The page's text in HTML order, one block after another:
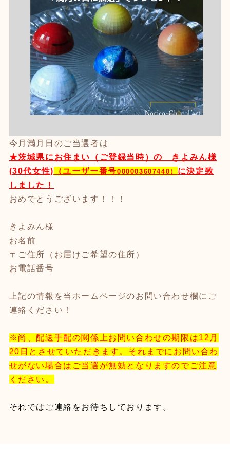
今月満月日のご当選者は
★茨城県にお住まい（ご登録当時）の きよみん様
(30代女性)
（ユーザー番号000003607440）
に決定致
しました！
おめでとうございます！！！
きよみん様
お名前
〒ご住所（お届けご希望の住所）
お電話番号
上記の情報を当ホームページのお問い合わせ欄にご
連絡ください！
※尚、配送手配の関係上お問い合わせの期限は12月
20日とさせていただきます。それまでにお問い合わ
せがない場合はご当選が無効となりますのでご注意
ください。
それではご連絡をお待ちしております。